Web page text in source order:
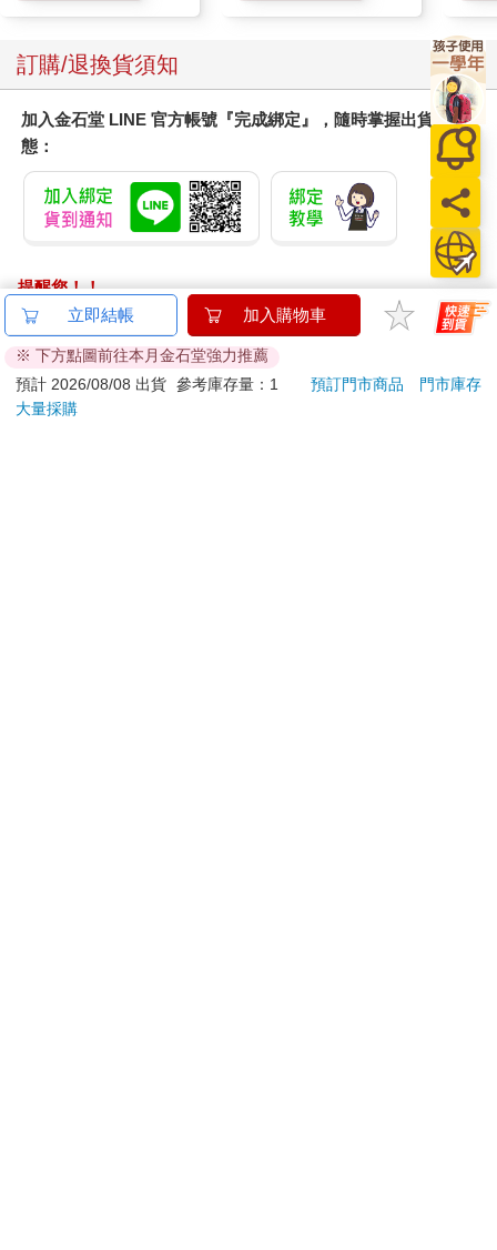
訂購/退換貨須知
加入金石堂 LINE 官方帳號『完成綁定』，隨時掌握出貨動
態：
提醒您！！
金石堂及銀行均不會請您操作ATM! 如接獲電話要求您前往
ATM提款機，請不要聽從指示，以免受騙上當！
退換貨須知：
**提醒您，鑑賞期不等於試用期，退回商品須為全新狀態**
立即結帳 加入購物車
※ 下方點圖前往本月金石堂強力推薦
預計 2026/08/08 出貨 參考庫存量：1 預訂門市商品
門市庫存
大量採購